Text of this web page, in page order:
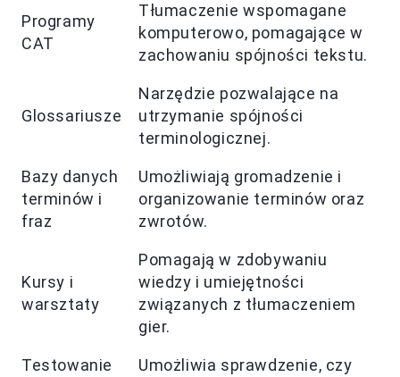
Programy
CAT
Tłumaczenie wspomagane
komputerowo, pomagające w
zachowaniu spójności tekstu.
Glossariusze
Narzędzie pozwalające na
utrzymanie spójności
terminologicznej.
Bazy danych
terminów i
fraz
Umożliwiają gromadzenie i
organizowanie terminów oraz
zwrotów.
Kursy i
warsztaty
Pomagają w zdobywaniu
wiedzy i umiejętności
związanych z tłumaczeniem
gier.
Testowanie
Umożliwia sprawdzenie, czy